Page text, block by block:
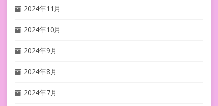
2024年11月
2024年10月
2024年9月
2024年8月
2024年7月